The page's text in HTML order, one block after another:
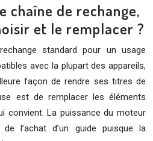
chaîne de rechange,
et le remplacer ?
standard pour un usage
avec la plupart des appareils,
façon de rendre ses titres de
est de remplacer les éléments
convient. La puissance du moteur
l’achat d’un guide puisque la